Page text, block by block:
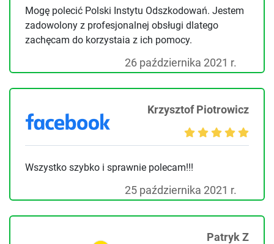
Mogę polecić Polski Instytu Odszkodowań. Jestem
zadowolony z profesjonalnej obsługi dlatego
zachęcam do korzystaia z ich pomocy.
26 października 2021 r.
Krzysztof Piotrowicz
Wszystko szybko i sprawnie polecam!!!
25 października 2021 r.
Patryk Z